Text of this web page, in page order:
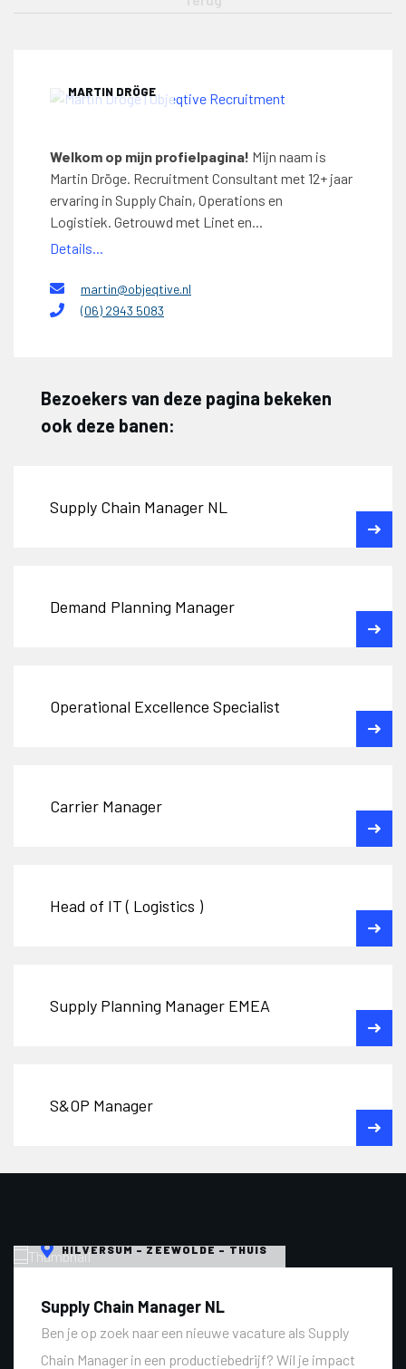
MARTIN DRÖGE
Welkom op mijn profielpagina! Mijn naam is
Martin Dröge. Recruitment Consultant met 12+ jaar
ervaring in Supply Chain, Operations en
Logistiek. Getrouwd met Linet en...
Details...
martin@objeqtive.nl
(06) 2943 5083
Bezoekers van deze pagina bekeken
ook deze banen:
Supply Chain Manager NL
Demand Planning Manager
Operational Excellence Specialist
Carrier Manager
Head of IT ( Logistics )
Supply Planning Manager EMEA
S&OP Manager
HILVERSUM - ZEEWOLDE - THUIS
Supply Chain Manager NL
Ben je op zoek naar een nieuwe vacature als Supply
Chain Manager in een productiebedrijf? Wil je impact